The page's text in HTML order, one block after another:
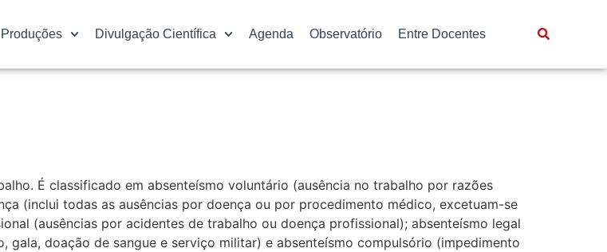
Produções Divulgação Científica Agenda Observatório Entre Docentes
É classificado em absenteísmo voluntário (ausência no trabalho por razões
(inclui todas as ausências por doença ou por procedimento médico, excetuam-se
(ausências por acidentes de trabalho ou doença profissional); absenteísmo legal
doação de sangue e serviço militar) e absenteísmo compulsório (impedimento